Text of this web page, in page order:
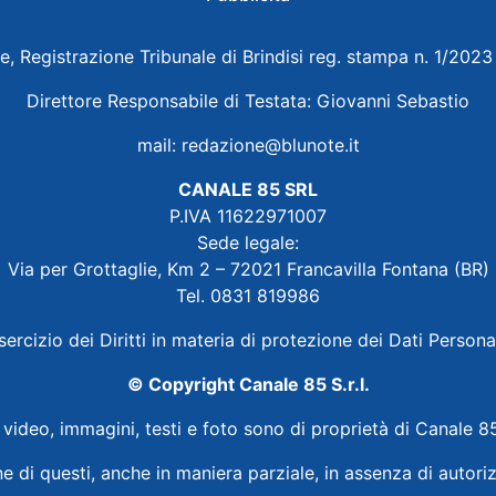
Registrazione Tribunale di Brindisi reg. stampa n. 1/
Direttore Responsabile di Testata: Giovanni Sebastio
mail: redazione@blunote.it
CANALE 85 SRL
P.IVA 11622971007
Sede legale:
Via per Grottaglie, Km 2 – 72021 Francavilla Fontana (BR)
Tel. 0831 819986
dei Diritti in materia di protezione dei Dati
© Copyright Canale 85 S.r.l.
immagini, testi e foto sono di proprietà di Canale
di questi, anche in maniera parziale, in assenza di